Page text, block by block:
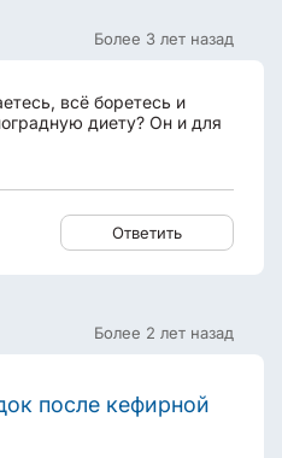
Более 3 лет назад
всё боретесь и
диету? Он и для
Ответить
Более 2 лет назад
после кефирной